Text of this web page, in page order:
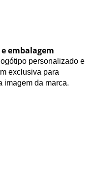
embalagem
personalizado e
exclusiva para
imagem da marca.